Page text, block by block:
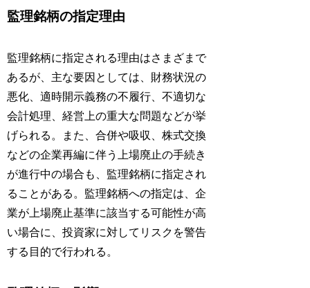
監理銘柄の指定理由
監理銘柄に指定される理由はさまざまで
あるが、主な要因としては、財務状況の
悪化、適時開示義務の不履行、不適切な
会計処理、経営上の重大な問題などが挙
げられる。また、合併や吸収、株式交換
などの企業再編に伴う上場廃止の手続き
が進行中の場合も、監理銘柄に指定され
ることがある。監理銘柄への指定は、企
業が上場廃止基準に該当する可能性が高
い場合に、投資家に対してリスクを警告
する目的で行われる。